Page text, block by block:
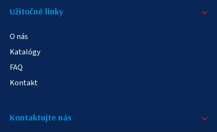
Užitočné linky
O nás
Katalógy
FAQ
Kontakt
Kontaktujte nás